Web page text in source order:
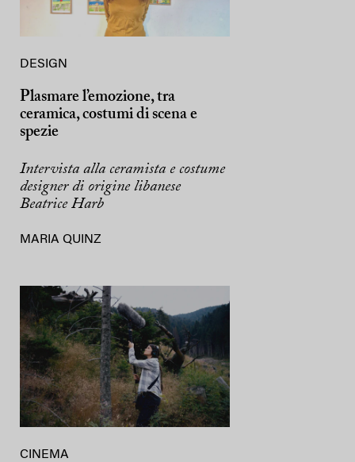
DESIGN
Plasmare l’emozione, tra
ceramica, costumi di scena e
spezie
Intervista alla ceramista e costume
designer di origine libanese
Beatrice Harb
MARIA QUINZ
CINEMA